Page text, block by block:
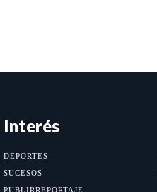
Interés
DEPORTES
SUCESOS
PUBLIRREPORTAJE